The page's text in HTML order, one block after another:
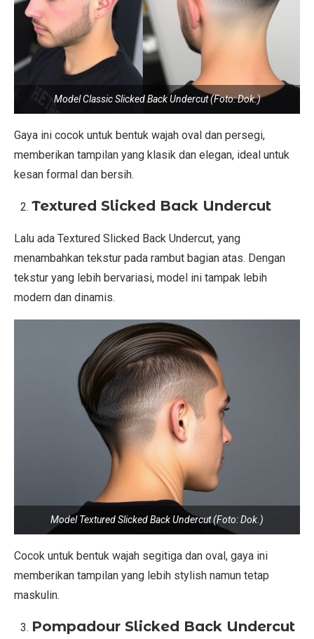
Model Classic Slicked Back Undercut (Foto: Dok.)
Gaya ini cocok untuk bentuk wajah oval dan persegi,
memberikan tampilan yang klasik dan elegan, ideal untuk
kesan formal dan bersih.
Textured Slicked Back Undercut
Lalu ada Textured Slicked Back Undercut, yang
menambahkan tekstur pada rambut bagian atas. Dengan
tekstur yang lebih bervariasi, model ini tampak lebih
modern dan dinamis.
Model Textured Slicked Back Undercut (Foto: Dok.)
Cocok untuk bentuk wajah segitiga dan oval, gaya ini
memberikan tampilan yang lebih stylish namun tetap
maskulin.
Pompadour Slicked Back Undercut